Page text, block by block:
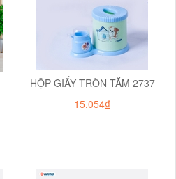
HỘP GIẤY TRÒN TĂM 2737
15.054₫